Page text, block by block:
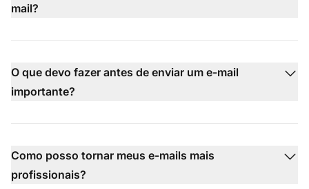
mail?
O que devo fazer antes de enviar um e-mail
importante?
Como posso tornar meus e-mails mais
profissionais?